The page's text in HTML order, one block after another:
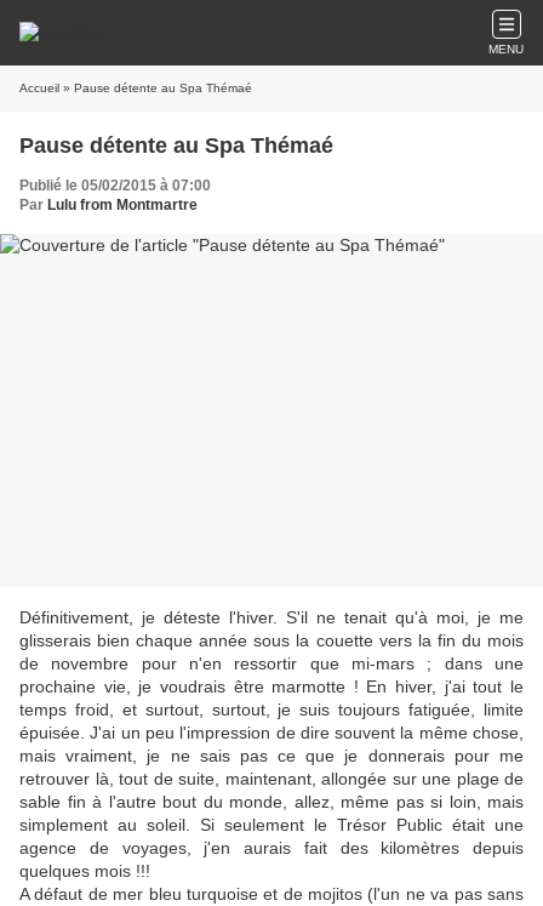
MENU
Accueil » Pause détente au Spa Thémaé
Pause détente au Spa Thémaé
Publié le 05/02/2015 à 07:00
Par Lulu from Montmartre
Définitivement, je déteste l'hiver. S'il ne tenait qu'à moi, je me
glisserais bien chaque année sous la couette vers la fin du mois
de novembre pour n'en ressortir que mi-mars ; dans une
prochaine vie, je voudrais être marmotte ! En hiver, j'ai tout le
temps froid, et surtout, surtout, je suis toujours fatiguée, limite
épuisée. J'ai un peu l'impression de dire souvent la même chose,
mais vraiment, je ne sais pas ce que je donnerais pour me
retrouver là, tout de suite, maintenant, allongée sur une plage de
sable fin à l'autre bout du monde, allez, même pas si loin, mais
simplement au soleil. Si seulement le Trésor Public était une
agence de voyages, j'en aurais fait des kilomètres depuis
quelques mois !!!
A défaut de mer bleu turquoise et de mojitos (l'un ne va pas sans